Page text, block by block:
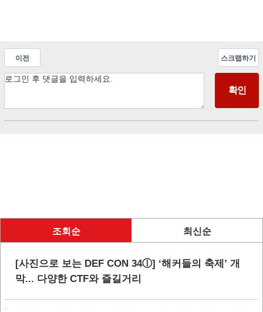
이전 스크랩하기
조회순 최신순
[사진으로 보는 DEF CON 34ⓛ] ‘해커들의 축제’ 개
막... 다양한 CTF와 즐길거리